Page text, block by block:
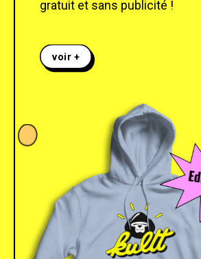
gratuit et sans publicité !
voir +